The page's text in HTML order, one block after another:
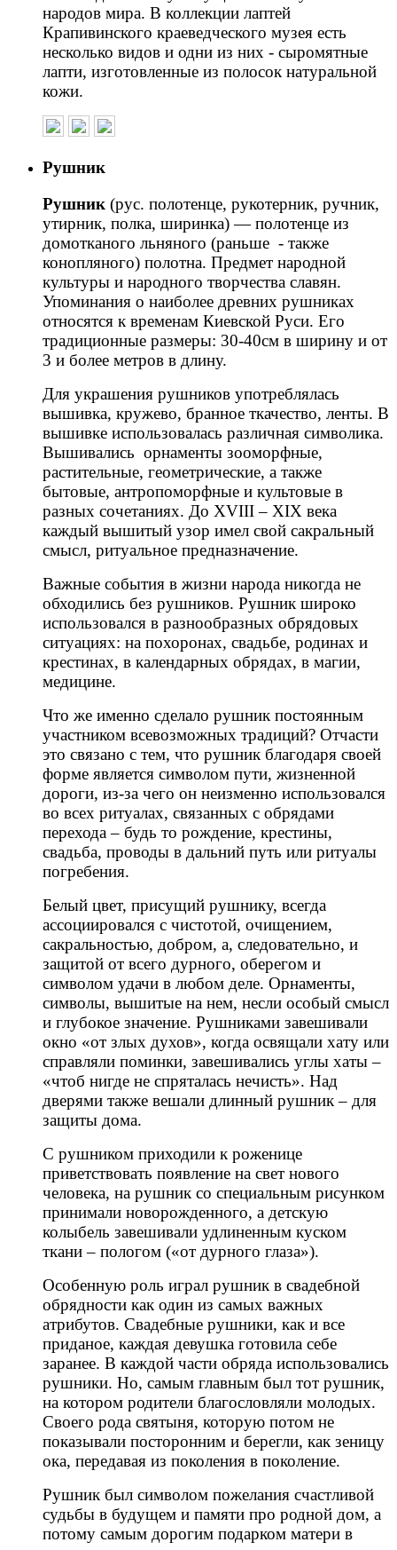
народов мира. В коллекции лаптей
Крапивинского краеведческого музея есть
несколько видов и одни из них - сыромятные
лапти, изготовленные из полосок натуральной
кожи.
Рушник
Рушник (рус. полотенце, рукотерник, ручник,
утирник, полка, ширинка) — полотенце из
домотканого льняного (раньше - также
конопляного) полотна. Предмет народной
культуры и народного творчества славян.
Упоминания о наиболее древних рушниках
относятся к временам Киевской Руси. Его
традиционные размеры: 30-40см в ширину и от
3 и более метров в длину.
Для украшения рушников употреблялась
вышивка, кружево, бранное ткачество, ленты. В
вышивке использовалась различная символика.
Вышивались орнаменты зооморфные,
растительные, геометрические, а также
бытовые, антропоморфные и культовые в
разных сочетаниях. До XVIII – XIX века
каждый вышитый узор имел свой сакральный
смысл, ритуальное предназначение.
Важные события в жизни народа никогда не
обходились без рушников. Рушник широко
использовался в разнообразных обрядовых
ситуациях: на похоронах, свадьбе, родинах и
крестинах, в календарных обрядах, в магии,
медицине.
Что же именно сделало рушник постоянным
участником всевозможных традиций? Отчасти
это связано с тем, что рушник благодаря своей
форме является символом пути, жизненной
дороги, из-за чего он неизменно использовался
во всех ритуалах, связанных с обрядами
перехода – будь то рождение, крестины,
свадьба, проводы в дальний путь или ритуалы
погребения.
Белый цвет, присущий рушнику, всегда
ассоциировался с чистотой, очищением,
сакральностью, добром, а, следовательно, и
защитой от всего дурного, оберегом и
символом удачи в любом деле. Орнаменты,
символы, вышитые на нем, несли особый смысл
и глубокое значение. Рушниками завешивали
окно «от злых духов», когда освящали хату или
справляли поминки, завешивались углы хаты –
«чтоб нигде не спряталась нечисть». Над
дверями также вешали длинный рушник – для
защиты дома.
С рушником приходили к роженице
приветствовать появление на свет нового
человека, на рушник со специальным рисунком
принимали новорожденного, а детскую
колыбель завешивали удлиненным куском
ткани – пологом («от дурного глаза»).
Особенную роль играл рушник в свадебной
обрядности как один из самых важных
атрибутов. Свадебные рушники, как и все
приданое, каждая девушка готовила себе
заранее. В каждой части обряда использовались
рушники. Но, самым главным был тот рушник,
на котором родители благословляли молодых.
Своего рода святыня, которую потом не
показывали посторонним и берегли, как зеницу
ока, передавая из поколения в поколение.
Рушник был символом пожелания счастливой
судьбы в будущем и памяти про родной дом, а
потому самым дорогим подарком матери в